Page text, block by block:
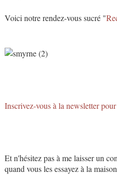
Voici notre rendez-vous sucré "
Inscrivez-vous à la newsletter
Et n'hésitez pas à me laisser un
quand vous les essayez à la